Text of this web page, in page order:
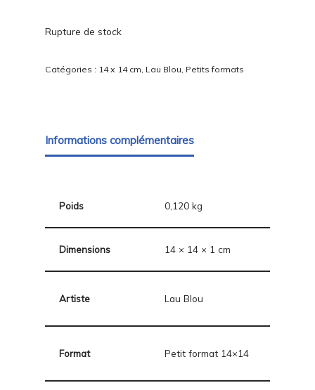
Rupture de stock
Catégories : 14 x 14 cm Lau Blou Petits formats
Informations complémentaires
Poids 0,120 kg
Dimensions 14 × 14 × 1 cm
Artiste Lau Blou
Format Petit format 14×14